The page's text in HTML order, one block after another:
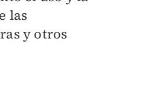
las
y otros